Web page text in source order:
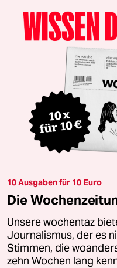
10 Ausgaben für 10 Euro
Die
Unsere wochentaz
Journalismus, der es
Stimmen, die
zehn Wochen lang